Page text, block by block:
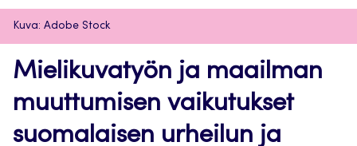
Kuva: Adobe Stock
Mielikuvatyön ja maailman
muuttumisen vaikutukset
suomalaisen urheilun ja